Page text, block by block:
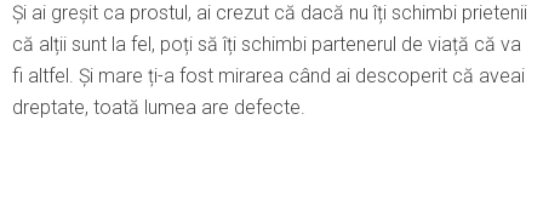
Şi ai greșit ca prostul, ai crezut că dacă nu îți schimbi prietenii
că alții sunt la fel, poți să îți schimbi partenerul de viață că va
fi altfel. Şi mare ți-a fost mirarea când ai descoperit că aveai
dreptate, toată lumea are defecte.